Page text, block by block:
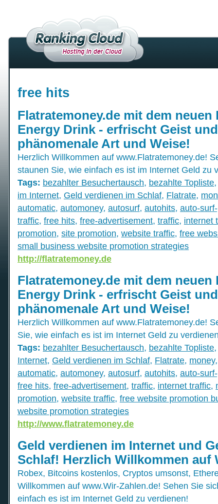
free hits
Flatratemoney.de mit dem neuen
Energy Drink - erfrischt Geist
phänomenale Art und Weise!
Herzlich Willkommen auf www.Flatratemoney.de!
staunen Sie, wie einfach es ist im Internet Geld zu
Tags: bezahlter Besuchertausch, bezahlte Topliste
im Internet, Geld verdienen im Schlaf, Flatrate,
automatic, automoney, autosurf, autohits, auto-
traffic, free hits, free-advertisement, traffic, internet
promotion, site promotion, website traffic, free
small business website promotion strategies
http://flatratemoney.de
Flatratemoney.de mit dem neuen
Energy Drink - erfrischt Geist
phänomenale Art und Weise!
Herzlich Willkommen auf www.Flatratemoney.de!
Sie, wie einfach es ist im Internet Geld zu
Tags: bezahlter Besuchertausch, bezahlte Topliste
Internet, Geld verdienen im Schlaf, Flatrate, money
automatic, automoney, autosurf, autohits, auto-
free hits, free-advertisement, traffic, internet traffic,
promotion, website traffic, free website promotion
website promotion strategies
http://www.flatratemoney.de
Geld verdienen im Internet und
Schlaf! Herzlich Willkommen auf
Robex, Bitcoins kostenlos, Cryptos umsonst,
Willkommen auf www.Wir-Zahlen.de! Sehen Sie
einfach es ist im Internet Geld zu verdienen!